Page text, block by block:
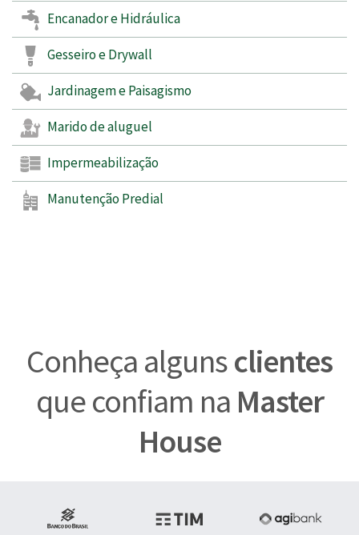
Encanador e Hidráulica
Gesseiro e Drywall
Jardinagem e Paisagismo
Marido de aluguel
Impermeabilização
Manutenção Predial
Conheça algunsclientes
que confiam na Master
House